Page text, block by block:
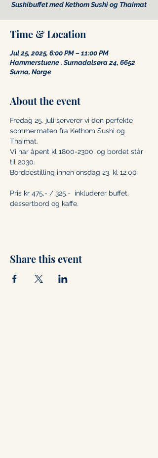
Sushibuffet med Kethom Sushi og Thaimat
Time & Location
Jul 25, 2025, 6:00 PM – 11:00 PM
Hammerstuene , Surnadalsøra 24, 6652
Surna, Norge
About the event
Fredag 25. juli serverer vi den perfekte
sommermaten fra Kethom Sushi og
Thaimat.
Vi har åpent kl 1800-2300, og bordet står
til 2030.
Bordbestilling innen onsdag 23. kl 12.00
Pris kr 475,- / 325,-  inkluderer buffet,
dessertbord og kaffe.
Share this event